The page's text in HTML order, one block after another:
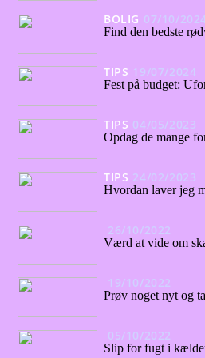
BOLIG 07/10/
Find den bedste
TIPS 19/07/2024
Fest på budget:
TIPS 04/05/2023
Opdag de mange
TIPS 24/02/2023
Hvordan laver jeg
26/10/2022
Værd at vide om
19/10/2022
Prøv noget nyt og
05/10/2022
Slip for fugt i